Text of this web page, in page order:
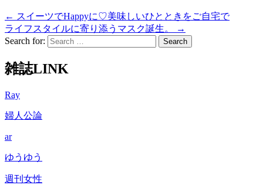
← スイーツでHappyに♡美味しいひとときをご自宅で
ライフスタイルに寄り添うマスク誕生。
→
Search for:
雑誌LINK
Ray
婦人公論
ar
ゆうゆう
週刊女性